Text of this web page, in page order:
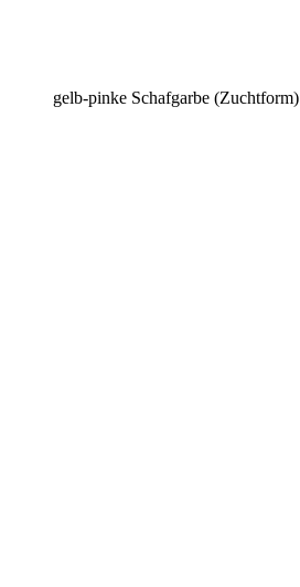
gelb-pinke Schafgarbe (Zuchtform)